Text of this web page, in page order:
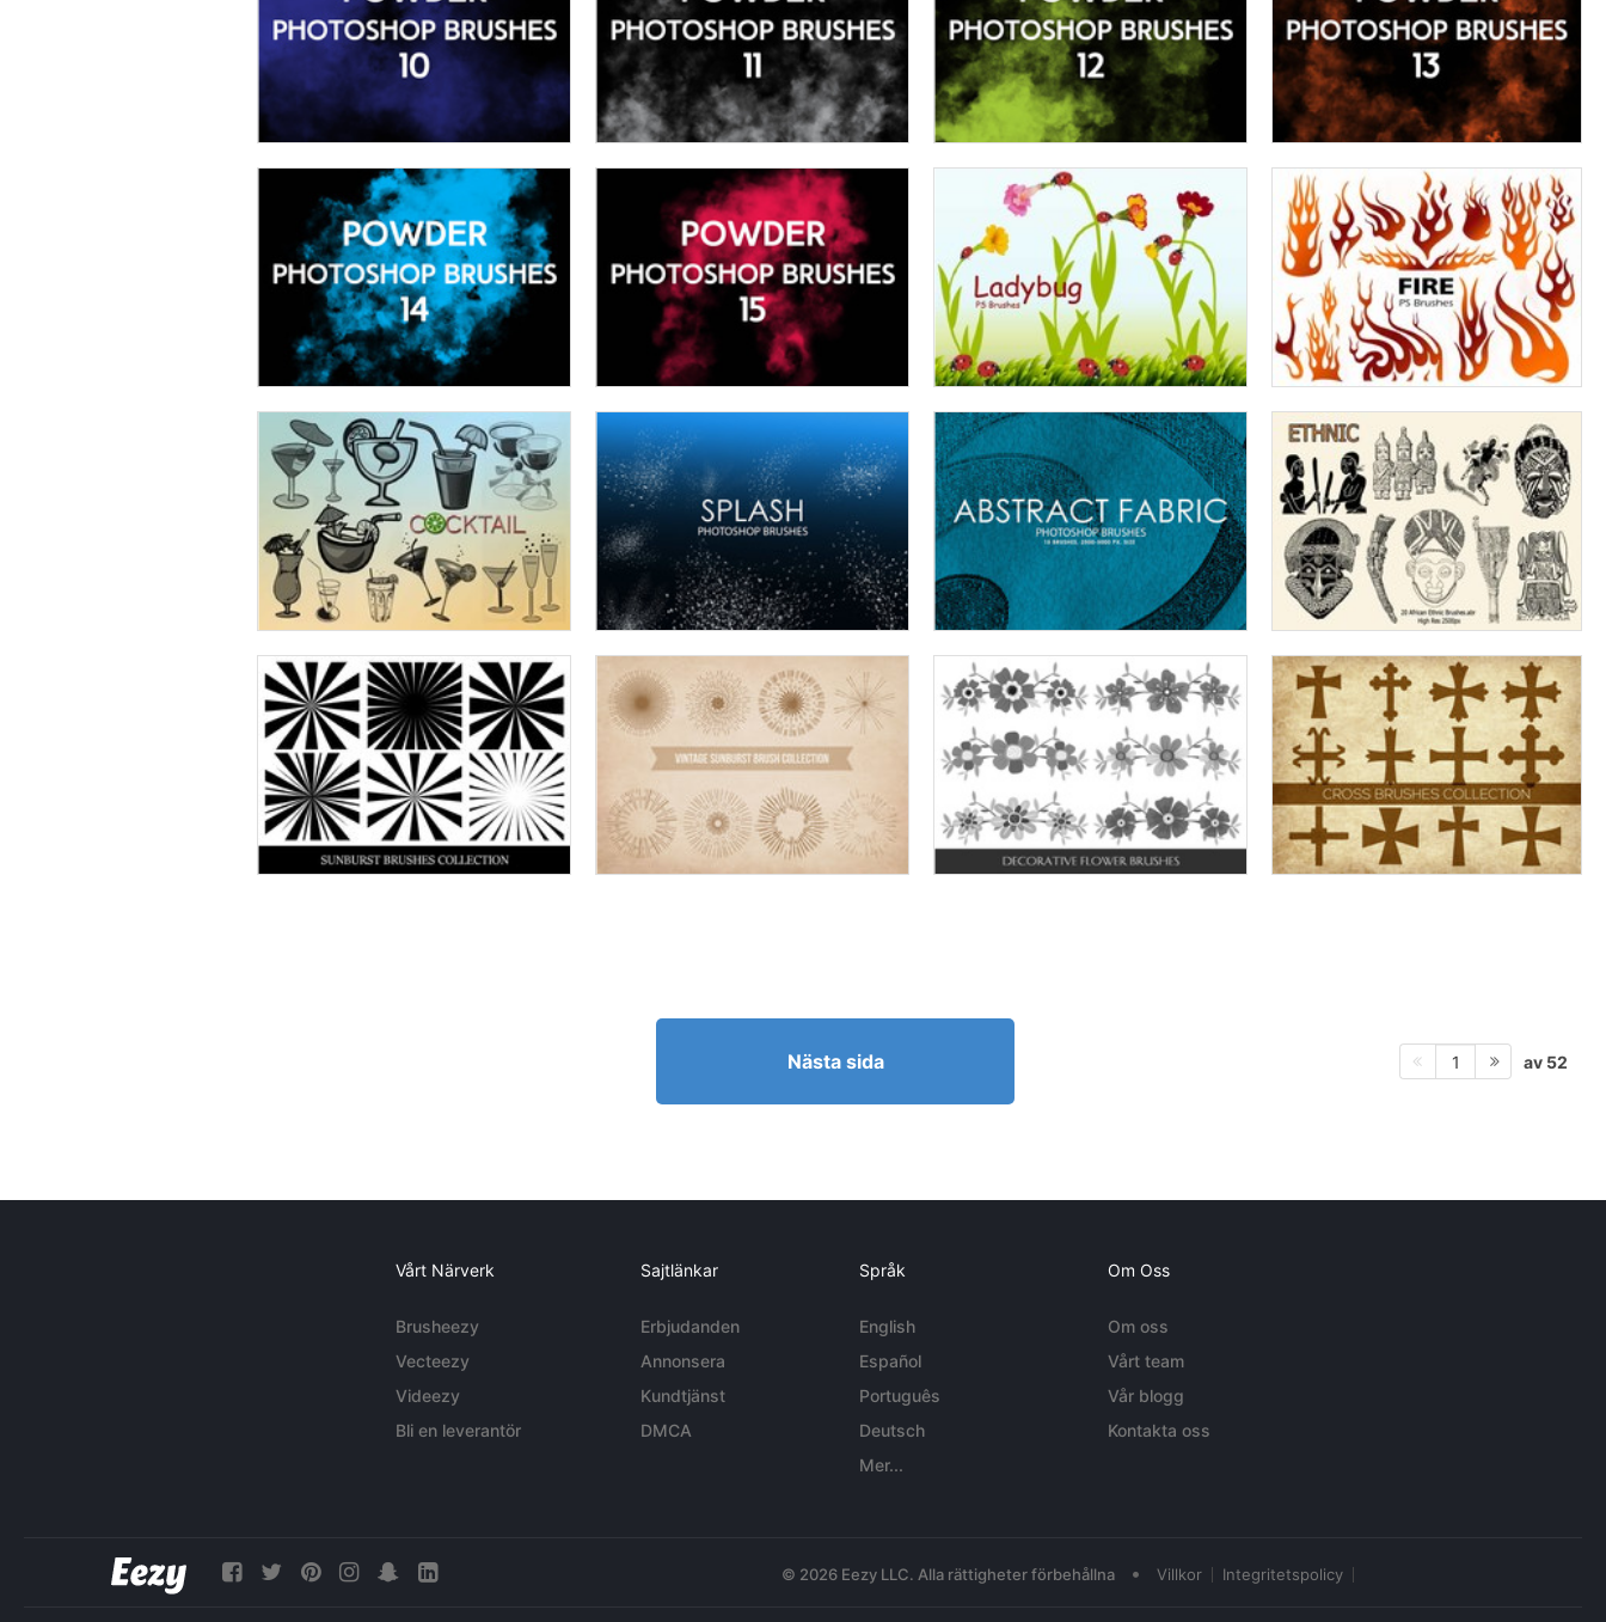
Nästa sida 1 av 52
Vårt Närverk
Brusheezy
Vecteezy
Videezy
Bli en leverantör
Sajtlänkar
Erbjudanden
Annonsera
Kundtjänst
DMCA
Språk
English
Español
Português
Deutsch
Mer...
Om Oss
Om oss
Vårt team
Vår blogg
Kontakta oss
© 2026 Eezy LLC. Alla rättigheter förbehållna • Villkor Integritetspolicy